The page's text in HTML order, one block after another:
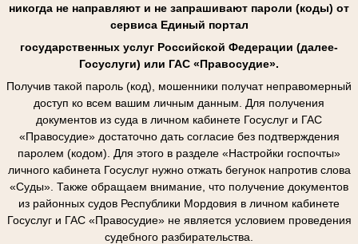
никогда не направляют и не запрашивают пароли (коды) от
сервиса Единый портал
государственных услуг Российской Федерации (далее-
Госуслуги) или ГАС «Правосудие».
Получив такой пароль (код), мошенники получат неправомерный
доступ ко всем вашим личным данным. Для получения
документов из суда в личном кабинете Госуслуг и ГАС
«Правосудие» достаточно дать согласие без подтверждения
паролем (кодом). Для этого в разделе «Настройки госпочты»
личного кабинета Госуслуг нужно отжать бегунок напротив слова
«Суды». Также обращаем внимание, что получение документов
из районных судов Республики Мордовия в личном кабинете
Госуслуг и ГАС «Правосудие» не является условием проведения
судебного разбирательства.